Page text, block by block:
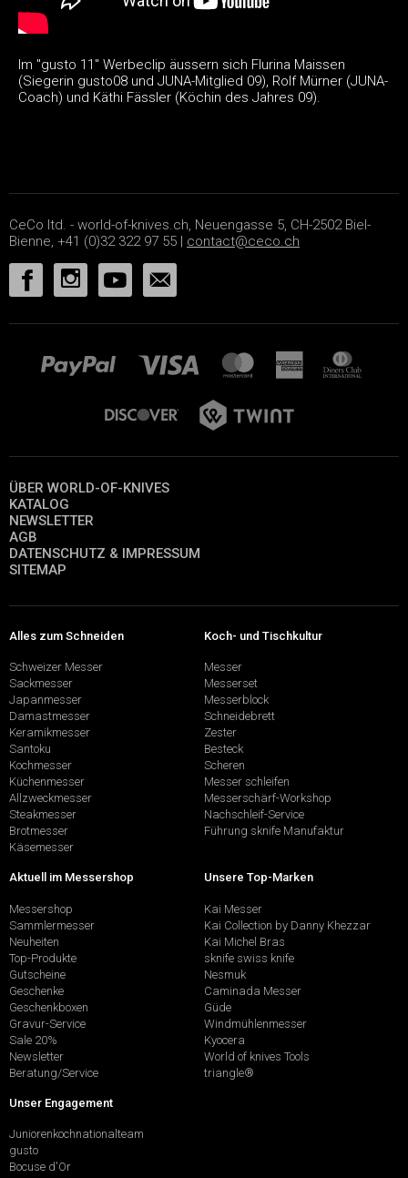
Im "gusto 11" Werbeclip äussern sich Flurina Maissen
(Siegerin gusto08 und JUNA-Mitglied 09), Rolf Mürner (JUNA-
Coach) und Käthi Fässler (Köchin des Jahres 09).
CeCo ltd. - world-of-knives.ch, Neuengasse 5, CH-2502 Biel-
Bienne, +41 (0)32 322 97 55 | contact@ceco.ch
ÜBER WORLD-OF-KNIVES
KATALOG
NEWSLETTER
AGB
DATENSCHUTZ & IMPRESSUM
SITEMAP
Alles zum Schneiden
Schweizer Messer
Sackmesser
Japanmesser
Damastmesser
Keramikmesser
Santoku
Kochmesser
Küchenmesser
Allzweckmesser
Steakmesser
Brotmesser
Käsemesser
Koch- und Tischkultur
Messer
Messerset
Messerblock
Schneidebrett
Zester
Besteck
Scheren
Messer schleifen
Messerschärf-Workshop
Nachschleif-Service
Führung sknife Manufaktur
Aktuell im Messershop
Messershop
Sammlermesser
Neuheiten
Top-Produkte
Gutscheine
Geschenke
Geschenkboxen
Gravur-Service
Sale 20%
Newsletter
Beratung/Service
Unsere Top-Marken
Kai Messer
Kai Collection by Danny Khezzar
Kai Michel Bras
sknife swiss knife
Nesmuk
Caminada Messer
Güde
Windmühlenmesser
Kyocera
World of knives Tools
triangle®
Unser Engagement
Juniorenkochnationalteam
gusto
Bocuse d'Or